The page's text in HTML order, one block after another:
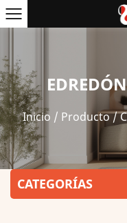
Inicio / Producto/
CATEGORÍAS